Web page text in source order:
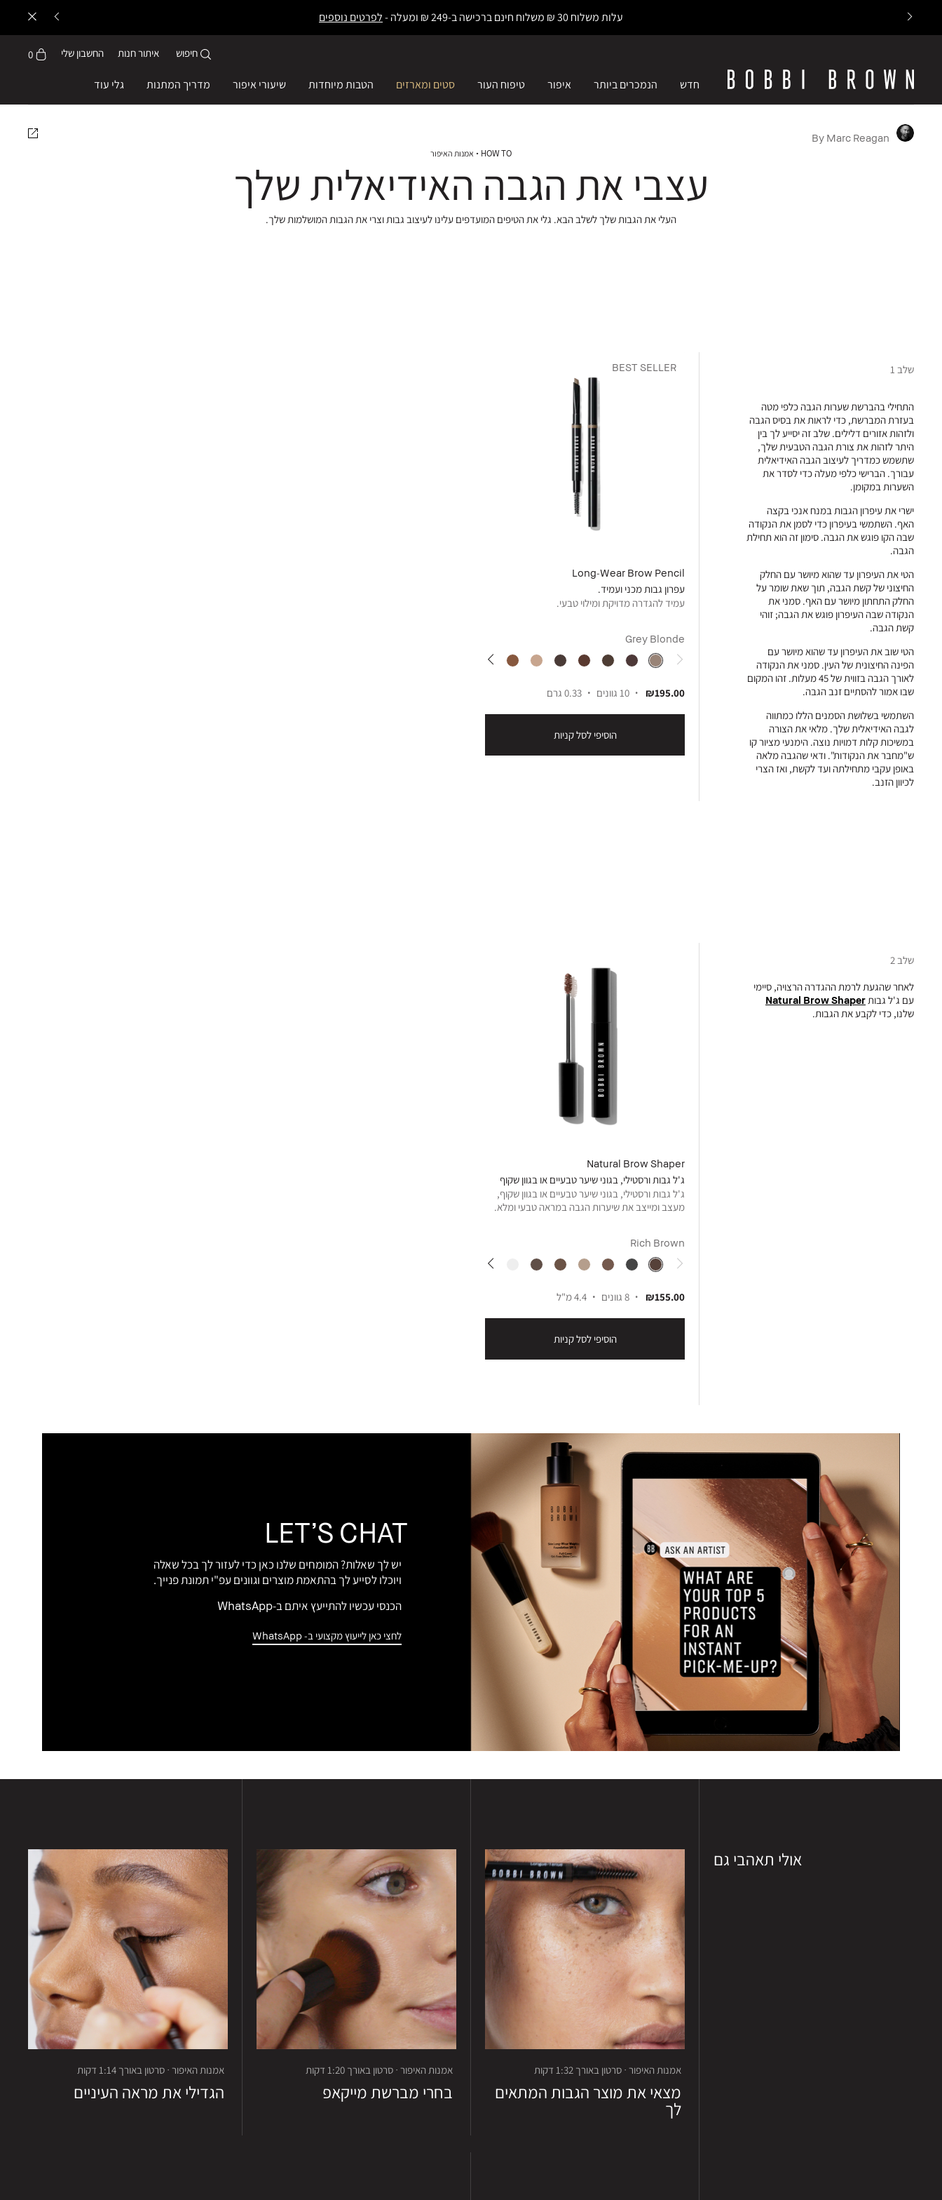
עלות משלוח 30 ₪ משלוח חינם ברכישה ב-249 ₪ ומעלה - לפרטים נוספים
חדש הנמכרים ביותר איפור טיפוח העור סטים ומארזים הטבות מיוחדות שיעורי איפור מדריך המתנות גלי עוד
חיפוש איתור חנות החשבון שלי 0
HOW TO אמנות האיפור
עצבי את הגבה האידיאלית שלך
העלי את הגבות שלך לשלב הבא. גלי את הטיפים המועדפים עלינו לעיצוב גבות וצרי את הגבות המושלמות שלך.
By Marc Reagan
שלב 1
התחילי בהברשת שערות הגבה כלפי מטה
בעזרת המברשת, כדי לראות את בסיס הגבה
ולזהות אזורים דלילים. שלב זה יסייע לך בין
היתר לזהות את צורת הגבה הטבעית שלך,
שתשמש כמדריך לעיצוב הגבה האידיאלית
עבורך. הברישי כלפי מעלה כדי לסדר את
השערות במקומן.
ישרי את עיפרון הגבות במנח אנכי בקצה
האף. השתמשי בעיפרון כדי לסמן את הנקודה
שבה הקו פוגש את הגבה. סימון זה הוא תחילת
הגבה.
הטי את העיפרון עד שהוא מיושר עם החלק
החיצוני של קשת הגבה, תוך שאת שומר על
החלק התחתון מיושר עם האף. סמני את
הנקודה שבה העיפרון פוגש את הגבה; זוהי
קשת הגבה.
הטי שוב את העיפרון עד שהוא מיושר עם
הפינה החיצונית של העין. סמני את הנקודה
לאורך הגבה בזווית של 45 מעלות. זהו המקום
שבו אמור להסתיים זנב הגבה.
השתמשי בשלושת הסמנים הללו כמתווה
לגבה האידיאלית שלך. מלאי את הצורה
במשיכות קלות דמויות נוצה. הימנעי מציור קו
ש"מחבר את הנקודות". ודאי שהגבה מלאה
באופן עקבי מתחילתה ועד לקשת, ואז הצרי
לכיוון הזנב.
BEST SELLER
Long-Wear Brow Pencil
עפרון גבות מכני ועמיד.
עמיד להגדרה מדויקת ומילוי טבעי.
Grey Blonde
₪195.00 10 גוונים 0.33 גרם
הוסיפי לסל קניות
שלב 2
לאחר שהגעת לרמת ההגדרה הרצויה, סיימי
עם ג'ל גבות Natural Brow Shaper
שלנו, כדי לקבע את הגבות.
Natural Brow Shaper
ג'ל גבות ורסטילי, בגוני שיער טבעיים או בגוון שקוף
ג'ל גבות ורסטילי, בגוני שיער טבעיים או בגוון שקוף,
מעצב ומייצב את שיערות הגבה במראה טבעי ומלא.
Rich Brown
₪155.00 8 גוונים 4.4 מ"ל
הוסיפי לסל קניות
LET’S CHAT
יש לך שאלות? המומחים שלנו כאן כדי לעזור לך בכל שאלה
ויוכלו לסייע לך בהתאמת מוצרים וגוונים עפ"י תמונת פנייך.
הכנסי עכשיו להתייעץ איתם ב-WhatsApp
לחצי כאן לייעוץ מקצועי ב- WhatsApp
אולי תאהבי גם
אמנות האיפור · סרטון באורך 1:32 דקות
מצאי את מוצר הגבות המתאים
לך
אמנות האיפור · סרטון באורך 1:20 דקות
בחרי מברשת מייקאפ
אמנות האיפור · סרטון באורך 1:14 דקות
הגדילי את מראה העיניים